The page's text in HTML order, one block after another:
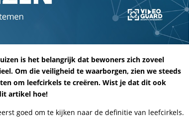
is het belangrijk dat bewoners zich zoveel
Om die veiligheid te waarborgen, zien we steeds
om leefcirkels te creëren. Wist je dat dit ook
artikel hoe!
goed om te kijken naar de definitie van leefcirkels.